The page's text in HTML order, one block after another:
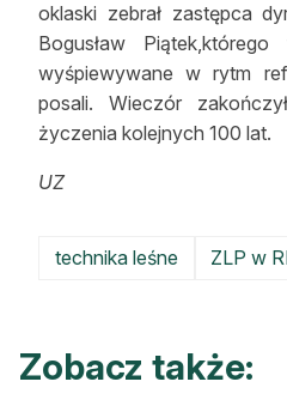
oklaski zebrał zastępca
Bogusław
wyśpiewywane w rytm
posali. Wieczór
życzenia kolejnych 100 lat.
UZ
technika leśne ZLP w
Zobacz także: